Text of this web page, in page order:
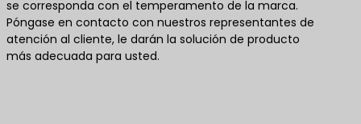
se corresponda con el temperamento de la marca.
Póngase en contacto con nuestros representantes de
atención al cliente, le darán la solución de producto
más adecuada para usted.